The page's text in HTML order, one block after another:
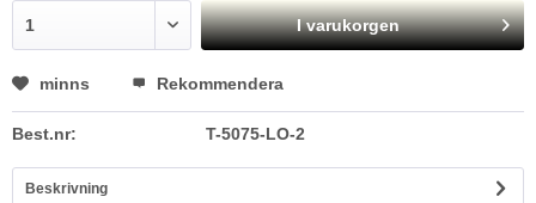
I varukorgen
minns Rekommendera
Best.nr: T-5075-LO-2
Beskrivning